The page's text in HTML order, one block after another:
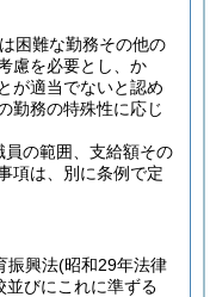
困難な勤務その他の
慮を必要とし、か
が適当でないと認め
勤務の特殊性に応じ
の範囲、支給額その
項は、別に条例で定
振興法(昭和29年法律
びにこれに準ずる